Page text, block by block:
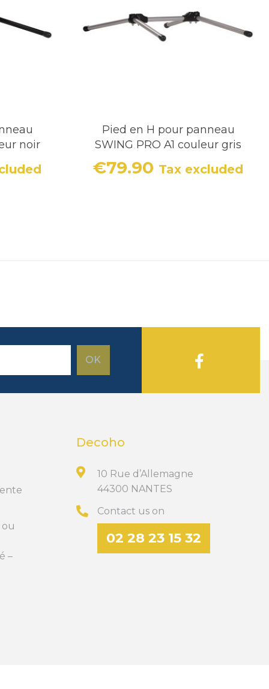
noir
Pied en H pour panneau
SWING PRO A1 couleur gris
Price
€79.90 Tax excluded
ou
–
Decoho
10 Rue d’Allemagne
44300 NANTES
Contact us on
02 28 23 15 32